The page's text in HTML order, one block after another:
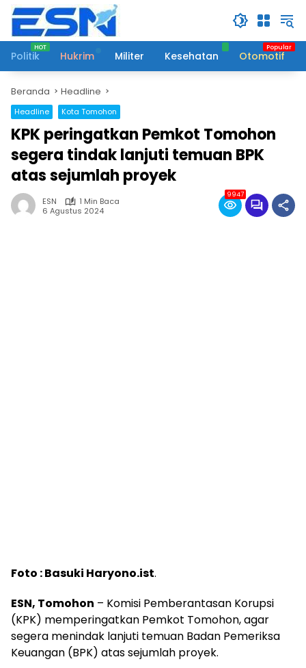
Langsung
konten
Politik
Hukrim Militer Kesehatan Otomotif
Beranda Headline
Headline Kota Tomohon
KPK peringatkan Pemkot Tomohon
segera tindak lanjuti temuan BPK
atas sejumlah proyek
ESN
1 Min Baca
6 Agustus 2024
9947
Foto : Basuki Haryono.ist.
ESN, Tomohon – Komisi Pemberantasan Korupsi
(KPK) memperingatkan Pemkot Tomohon, agar
segera menindak lanjuti temuan Badan Pemeriksa
Keuangan (BPK) atas sejumlah proyek.